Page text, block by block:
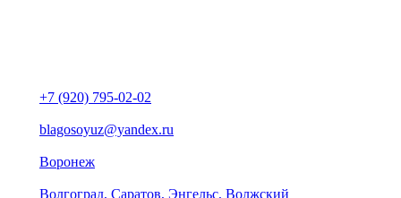
+7 (920) 795-02-02
blagosoyuz@yandex.ru
Воронеж
Волгоград, Саратов, Энгельс, Волжский